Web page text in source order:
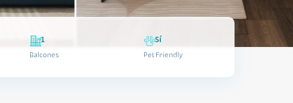
1
Balcones
Sí
Pet Friendly